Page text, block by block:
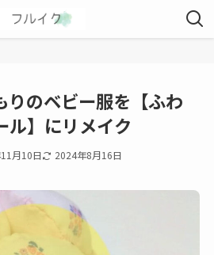
りのベビー服を【ふわ
ル】にリメイク
月10日 2024年8月16日